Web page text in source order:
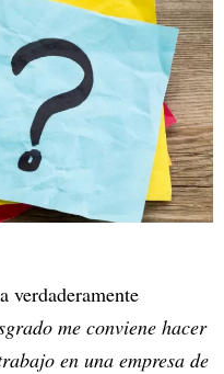
verdaderamente
me conviene hacer
en una empresa de